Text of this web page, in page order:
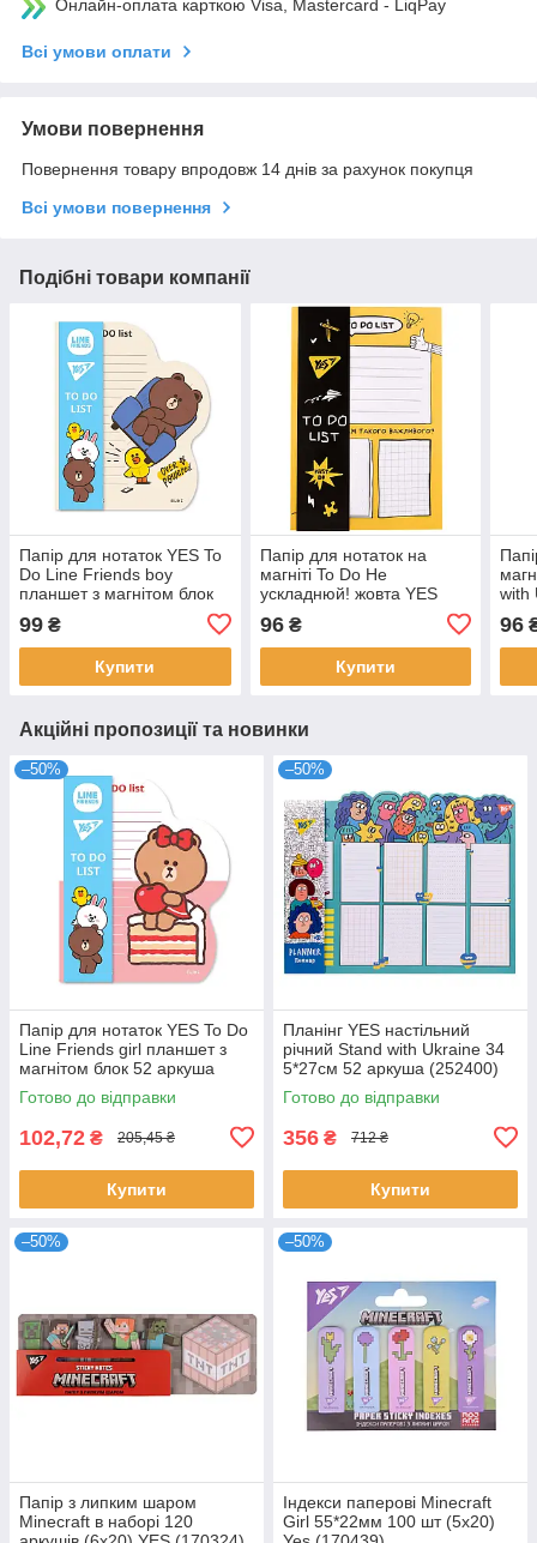
Онлайн-оплата карткою Visa, Mastercard - LiqPay
Всі умови оплати
Умови повернення
Повернення товару впродовж 14 днів за рахунок покупця
Всі умови повернення
Подібні товари компанії
Папір для нотаток YES To
Do Line Friends boy
планшет з магнітом блок
99 ₴
Купити
Папір для нотаток на
магніті To Do Не
ускладнюй! жовта YES
96₴
Купити
with
96
Акційні пропозиції та новинки
–50%
Папір для нотаток YES To Do
Line Friends girl планшет з
магнітом блок 52 аркуша
(170326)
Готово до відправки
102,72 ₴ 205,45 ₴
Купити
–50%
Планінг YES настільний
річний Stand with Ukraine 34
5*27см 52 аркуша (252400)
Готово до відправки
356 ₴ 712 ₴
Купити
–50%
Папір з липким шаром
Minecraft в наборі 120
–50%
Індекси паперові Minecraft
Girl 55*22мм 100 шт (5x20)